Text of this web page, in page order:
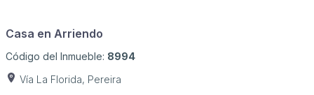
Casa en Arriendo
Código del Inmueble: 8994
Vía La Florida, Pereira